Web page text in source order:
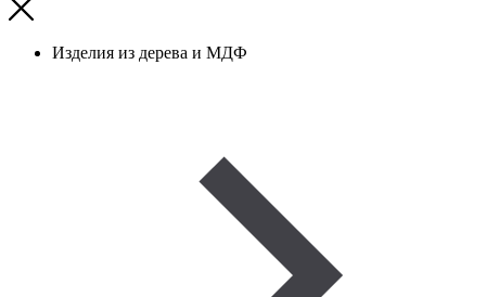
Изделия из дерева и МДФ